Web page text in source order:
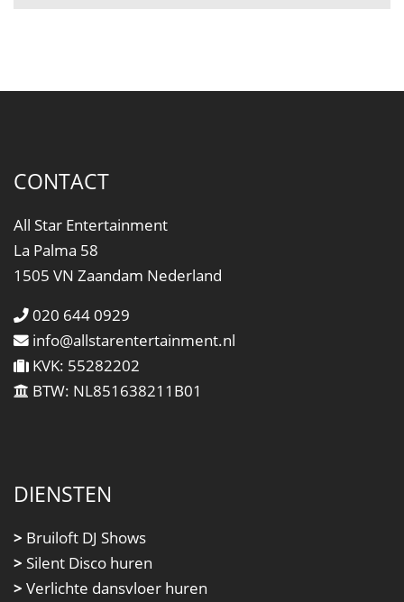
CONTACT
All Star Entertainment
La Palma 58
1505 VN Zaandam Nederland
020 644 0929
info@allstarentertainment.nl
KVK: 55282202
BTW: NL851638211B01
DIENSTEN
> Bruiloft DJ Shows
> Silent Disco huren
> Verlichte dansvloer huren